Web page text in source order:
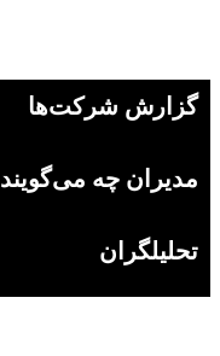
گزارش شرکت‌ها
مدیران چه می‌گویند
تحلیلگران